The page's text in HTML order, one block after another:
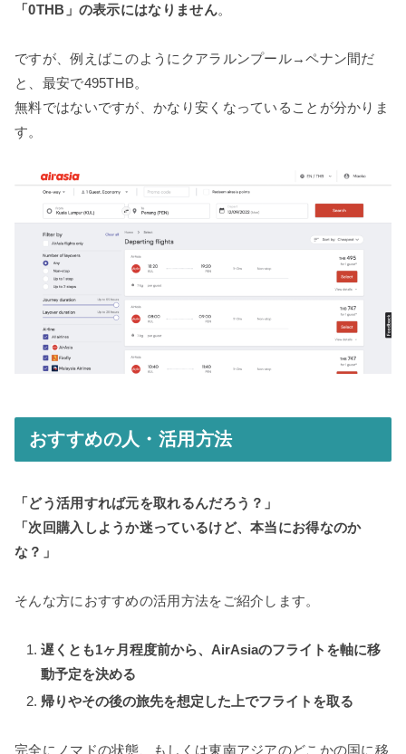
「0THB」の表示にはなりません。
ですが、例えばこのようにクアラルンプール→ペナン間だ
と、最安で495THB。
無料ではないですが、かなり安くなっていることが分かりま
す。
おすすめの人・活用方法
「どう活用すれば元を取れるんだろう？」
「次回購入しようか迷っているけど、本当にお得なのか
な？」
そんな方におすすめの活用方法をご紹介します。
遅くとも1ヶ月程度前から、AirAsiaのフライトを軸に移
動予定を決める
帰りやその後の旅先を想定した上でフライトを取る
完全にノマドの状態、もしくは東南アジアのどこかの国に移